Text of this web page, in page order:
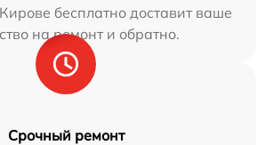
бесплатно доставит ваше
на ремонт и обратно.
Срочный ремонт